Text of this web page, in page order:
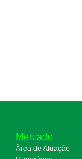
Mercado
Área de Atuação